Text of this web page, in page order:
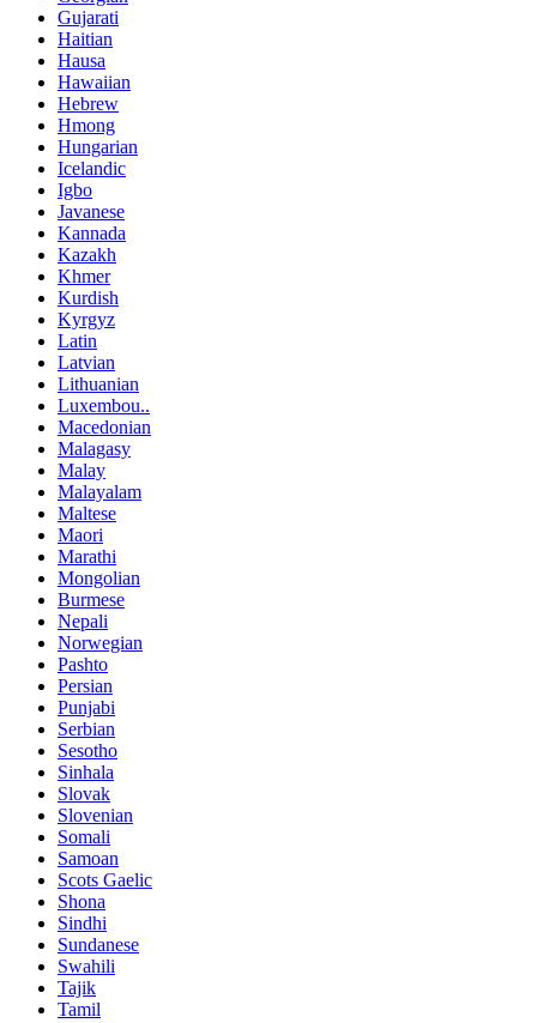
Gujarati
Haitian
Hausa
Hawaiian
Hebrew
Hmong
Hungarian
Icelandic
Igbo
Javanese
Kannada
Kazakh
Khmer
Kurdish
Kyrgyz
Latin
Latvian
Lithuanian
Luxembou..
Macedonian
Malagasy
Malay
Malayalam
Maltese
Maori
Marathi
Mongolian
Burmese
Nepali
Norwegian
Pashto
Persian
Punjabi
Serbian
Sesotho
Sinhala
Slovak
Slovenian
Somali
Samoan
Scots Gaelic
Shona
Sindhi
Sundanese
Swahili
Tajik
Tamil